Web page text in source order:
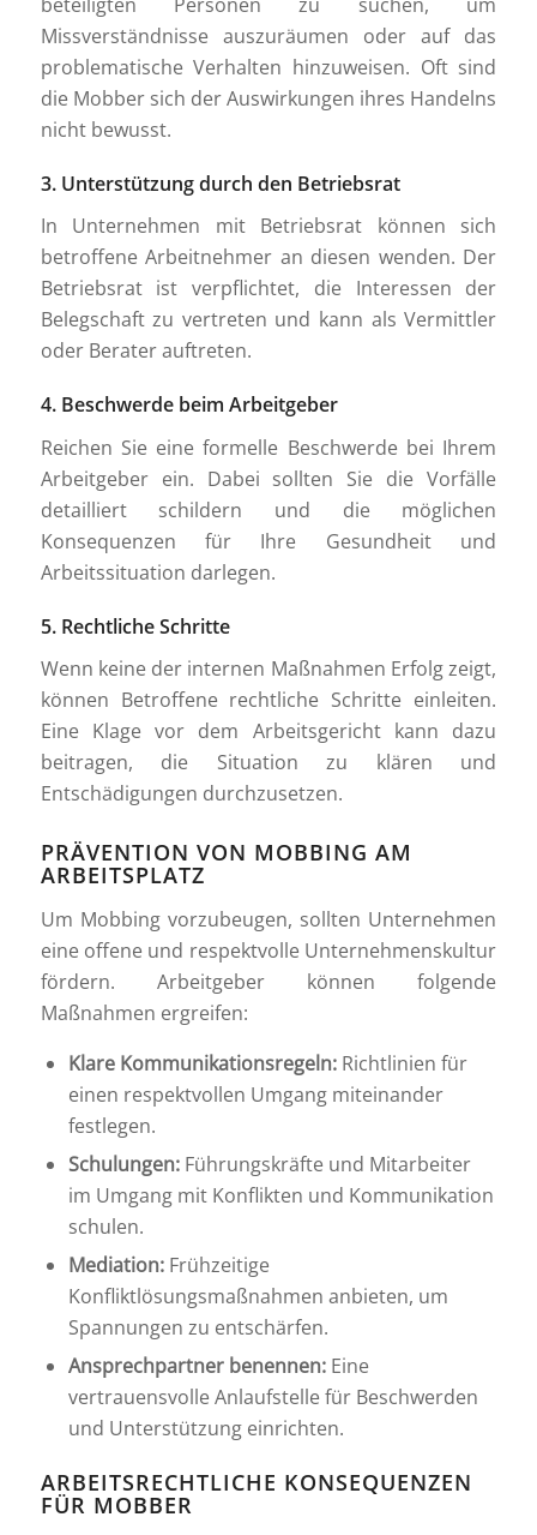
Missverständnisse auszuräumen oder auf das
problematische Verhalten hinzuweisen. Oft sind
die Mobber sich der Auswirkungen ihres Handelns
nicht bewusst.
3. Unterstützung durch den Betriebsrat
In Unternehmen mit Betriebsrat können sich
betroffene Arbeitnehmer an diesen wenden. Der
Betriebsrat ist verpflichtet, die Interessen der
Belegschaft zu vertreten und kann als Vermittler
oder Berater auftreten.
4. Beschwerde beim Arbeitgeber
Reichen Sie eine formelle Beschwerde bei Ihrem
Arbeitgeber ein. Dabei sollten Sie die Vorfälle
detailliert schildern und die möglichen
Konsequenzen für Ihre Gesundheit und
Arbeitssituation darlegen.
5. Rechtliche Schritte
Wenn keine der internen Maßnahmen Erfolg zeigt,
können Betroffene rechtliche Schritte einleiten.
Eine Klage vor dem Arbeitsgericht kann dazu
beitragen, die Situation zu klären und
Entschädigungen durchzusetzen.
PRÄVENTION VON MOBBING AM
ARBEITSPLATZ
Um Mobbing vorzubeugen, sollten Unternehmen
eine offene und respektvolle Unternehmenskultur
fördern. Arbeitgeber können folgende
Maßnahmen ergreifen:
Klare Kommunikationsregeln:Richtlinien für
einen respektvollen Umgang miteinander
festlegen.
Schulungen:Führungskräfte und Mitarbeiter
im Umgang mit Konflikten und Kommunikation
schulen.
Mediation:Frühzeitige
Konfliktlösungsmaßnahmen anbieten, um
Spannungen zu entschärfen.
Ansprechpartner benennen:Eine
vertrauensvolle Anlaufstelle für Beschwerden
und Unterstützung einrichten.
ARBEITSRECHTLICHE KONSEQUENZEN
FÜR MOBBER